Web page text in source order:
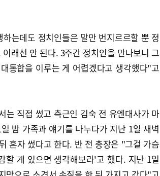
는데도 정치인들은 말만 번지르르할 뿐 정
래선 안 된다. 3주간 정치인을 만나보니 그
통합을 이루는 게 어렵겠다고 생각했다"고
는 직접 썼고 측근인 김숙 전 유엔대사가 마
밤 가족과 얘기를 나누다가 지난 1일 새벽
혼자 썼다고 한다. 반 전 총장은 "그걸 가슴
할 게 있으면 생각해보라'고 했다. 지난 1일